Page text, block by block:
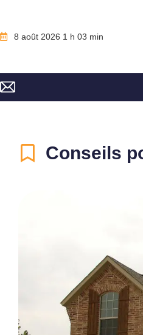
8 août 2026 1 h 03 min
Conseils